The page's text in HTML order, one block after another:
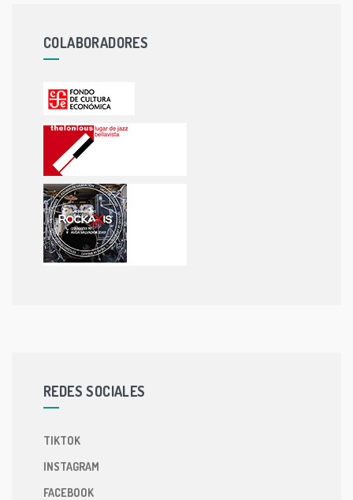
COLABORADORES
REDES SOCIALES
TIKTOK
INSTAGRAM
FACEBOOK